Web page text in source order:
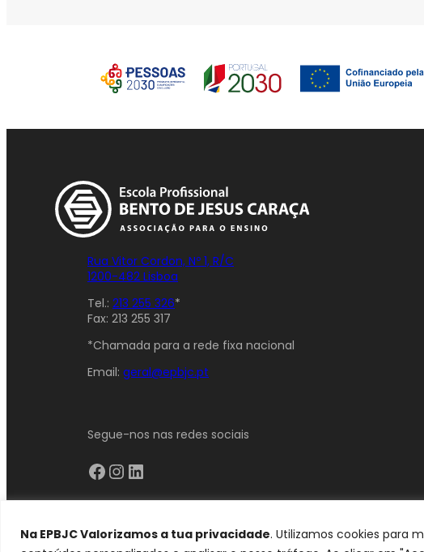
Na EPBJC Valorizamos a tua privacidade. Utilizamos cookies para
Rua Vitor Cordon, Nº 1, R/C
1200-482 Lisboa
Tel.: 213 255 326*
Fax: 213 255 317
*Chamada para a rede fixa nacional
Email: geral@epbjc.pt
Segue-nos nas redes sociais
Facebook
Instagram
LinkedIn